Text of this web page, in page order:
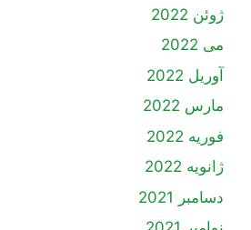
ژوئن 2022
می 2022
آوریل 2022
مارس 2022
فوریه 2022
ژانویه 2022
دسامبر 2021